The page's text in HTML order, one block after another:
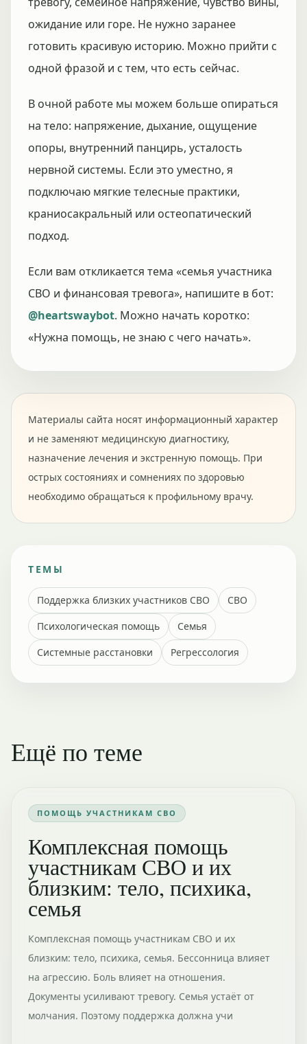
ожидание или горе. Не нужно заранее
готовить красивую историю. Можно прийти с
одной фразой и с тем, что есть сейчас.
В очной работе мы можем больше опираться
на тело: напряжение, дыхание, ощущение
опоры, внутренний панцирь, усталость
нервной системы. Если это уместно, я
подключаю мягкие телесные практики,
краниосакральный или остеопатический
подход.
Если вам откликается тема «семья участника
СВО и финансовая тревога», напишите в бот:
@heartswaybot. Можно начать коротко:
«Нужна помощь, не знаю с чего начать».
Материалы сайта носят информационный характер
и не заменяют медицинскую диагностику,
назначение лечения и экстренную помощь. При
острых состояниях и сомнениях по здоровью
необходимо обращаться к профильному врачу.
ТЕМЫ
Поддержка близких участников СВО
СВО
Психологическая помощь
Семья
Системные расстановки
Регрессология
Ещё по теме
ПОМОЩЬ УЧАСТНИКАМ СВО
Комплексная помощь
участникам СВО и их
близким: тело, психика,
семья
Комплексная помощь участникам СВО и их
близким: тело, психика, семья. Бессонница влияет
на агрессию. Боль влияет на отношения.
Документы усиливают тревогу. Семья устаёт от
молчания. Поэтому поддержка должна учи